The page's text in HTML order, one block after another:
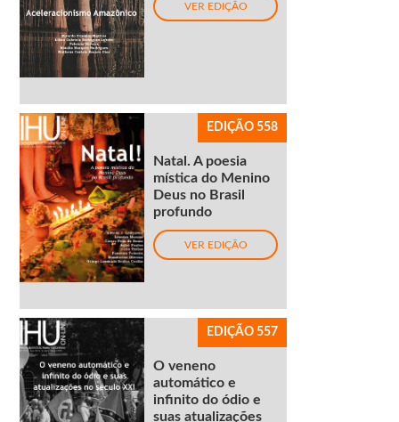
VER EDIÇÃO
EDIÇÃO 558
Natal. A poesia
mística do Menino
Deus no Brasil
profundo
VER EDIÇÃO
EDIÇÃO 557
O veneno
automático e
infinito do ódio e
suas atualizações